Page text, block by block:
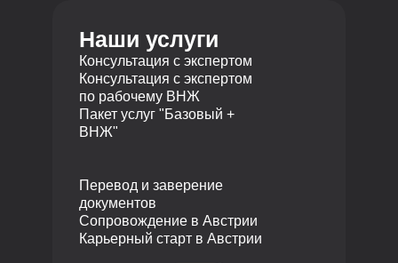
+7 495 19 19 317
050040 Алматы, Республика
Казахстан
Телефон
+7 727 310 14 79
Наши услуги
Консультация с экспертом
Консультация с экспертом
по рабочему ВНЖ
Пакет услуг "Базовый +
ВНЖ"
Перевод и заверение
документов
Сопровождение в Австрии
Карьерный старт в Австрии